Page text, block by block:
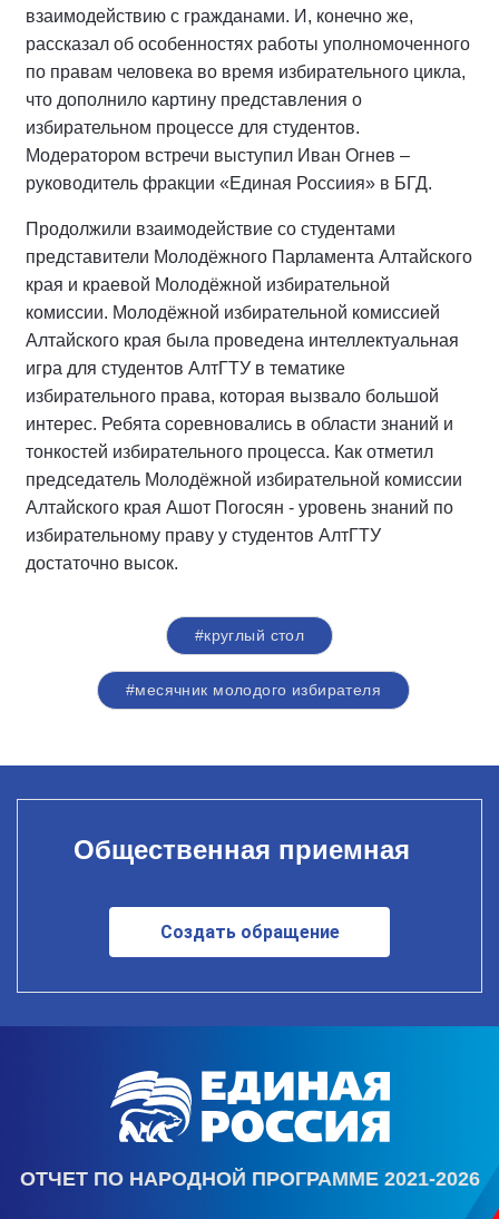
взаимодействию с гражданами. И, конечно же,
рассказал об особенностях работы уполномоченного
по правам человека во время избирательного цикла,
что дополнило картину представления о
избирательном процессе для студентов.
Модератором встречи выступил Иван Огнев –
руководитель фракции «Единая Россиия» в БГД.
Продолжили взаимодействие со студентами
представители Молодёжного Парламента Алтайского
края и краевой Молодёжной избирательной
комиссии. Молодёжной избирательной комиссией
Алтайского края была проведена интеллектуальная
игра для студентов АлтГТУ в тематике
избирательного права, которая вызвало большой
интерес. Ребята соревновались в области знаний и
тонкостей избирательного процесса. Как отметил
председатель Молодёжной избирательной комиссии
Алтайского края Ашот Погосян - уровень знаний по
избирательному праву у студентов АлтГТУ
достаточно высок.
#круглый стол
#месячник молодого избирателя
Общественная приемная
Создать обращение
ОТЧЕТ ПО НАРОДНОЙ ПРОГРАММЕ 2021-2026